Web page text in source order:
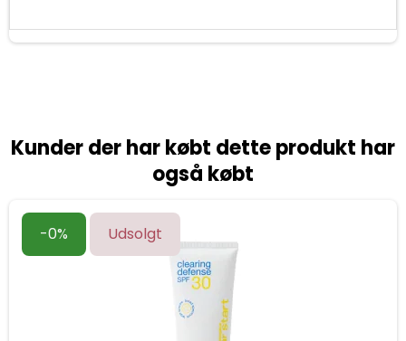
Kunder der har købt dette produkt har
også købt
-0% Udsolgt